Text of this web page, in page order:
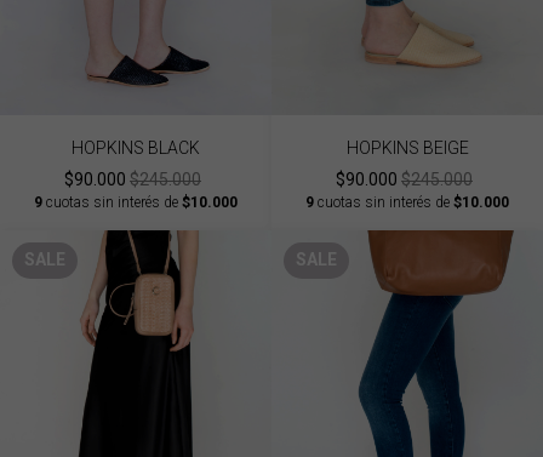
HOPKINS BLACK
$90.000 $245.000
9 cuotas sin interés de $10.000
HOPKINS BEIGE
$90.000 $245.000
9 cuotas sin interés de $10.000
SALE SALE